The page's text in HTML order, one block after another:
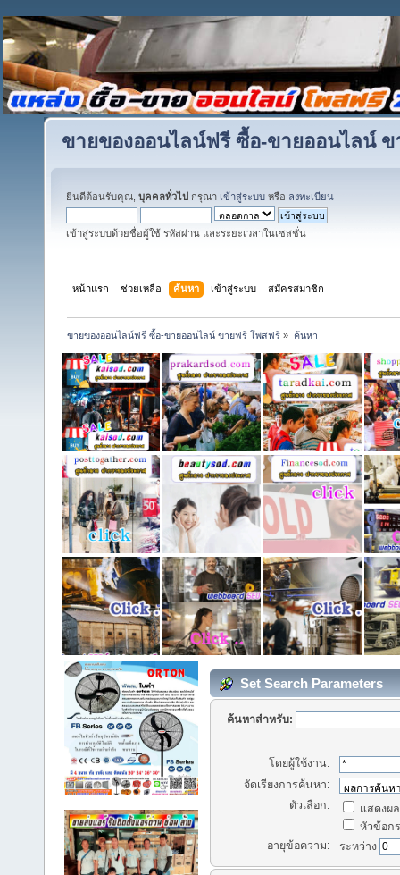
ขายของออนไลน์ฟรี ซื้อ-ขายออนไลน์
ยินดีต้อนรับคุณ, บุคคลทั่วไป กรุณา เข้าสู่ระบบ หรือ ลงทะเบียน
เข้าสู่ระบบด้วยชื่อผู้ใช้ รหัสผ่าน และระยะเวลาในเซสชั่น
หน้าแรก ช่วยเหลือ ค้นหา เข้าสู่ระบบ สมัครสมาชิก
ขายของออนไลน์ฟรี ซื้อ-ขายออนไลน์ ขายฟรี โพสฟรี » ค้นหา
Set Search Parameters
ค้นหาสำหรับ:
โดยผู้ใช้งาน:
จัดเรียงการค้นหา:
ตัวเลือก:
แสดงผ
หัวข้อก
อายุข้อความ:
ระหว่าง